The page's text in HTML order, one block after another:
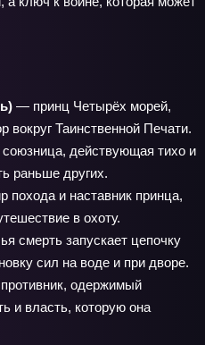
— принц Четырёх морей,
вокруг Таинственной Печати.
действующая тихо и
раньше других.
похода и наставник принца,
в охоту.
смерть запускает цепочку
сил на воде и при дворе.
одержимый
и власть, которую она